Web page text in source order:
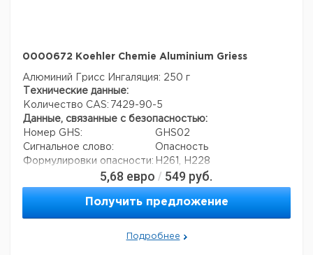
0000672 Koehler Chemie Aluminium Griess
Алюминий Грисс Ингаляция: 250 г
Технические данные:
Количество CAS: 7429-90-5
Данные, связанные с безопасностью:
Номер GHS:
GHS02
Сигнальное слово:
Опасность
Формулировки опасности: H261, H228
Меры предосторожности:
P370 + P378, P402 + P404
Номер ООН:
1396
Данные для транспортировки (реальные данные
5,68 евро / 549 руб.
Получить предложение
Подробнее